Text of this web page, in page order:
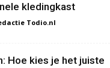
kledingkast
Todio.nl
Hoe kies je het juiste